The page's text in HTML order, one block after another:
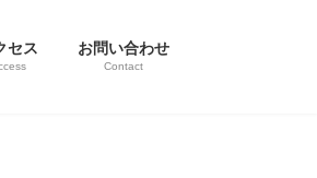
セス お問い合わせ
Contact